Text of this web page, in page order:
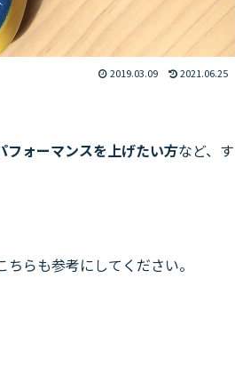
2019.03.09 2021.06.25
フォーマンスを上げたい方など、す
らも参考にしてください。